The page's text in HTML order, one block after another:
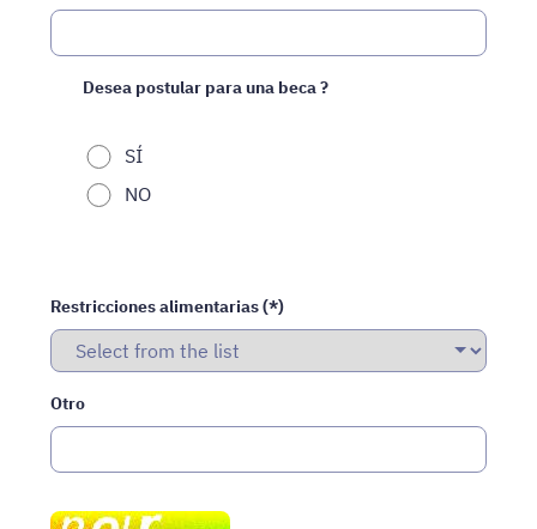
Desea postular para una beca ?
SÍ
NO
Restricciones alimentarias (*)
Otro